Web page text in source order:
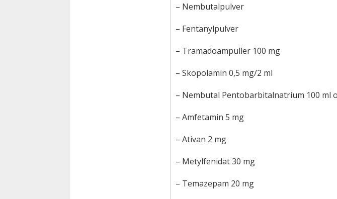
– Nembutalpulver
– Fentanylpulver
– Tramadoampuller 100 mg
– Skopolamin 0,5 mg/2 ml
– Nembutal Pentobarbitalnatrium 100 ml
– Amfetamin 5 mg
– Ativan 2 mg
– Metylfenidat 30 mg
– Temazepam 20 mg